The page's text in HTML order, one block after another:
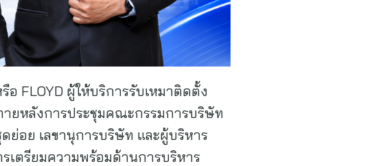
FLOYD ผู้ให้บริการรับเหมาติดตั้ง
ายหลังการประชุมคณะกรรมการบริษัท
ย่อย เลขานุการบริษัท และผู้บริหาร
เตรียมความพร้อมด้านการบริหาร